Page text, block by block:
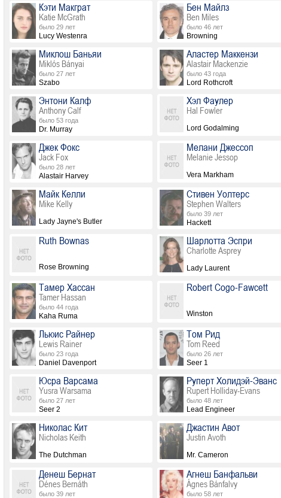
Кэти Макграт
Katie McGrath
было 29 лет
Lucy Westenra
Бен Майлз
Ben Miles
было 46 лет
Browning
Миклош Баньяи
Miklós Bányai
было 27 лет
Szabo
Аластер Маккензи
Alastair Mackenzie
было 43 года
Lord Rothcroft
Энтони Калф
Anthony Calf
было 53 года
Dr. Murray
Хэл Фаулер
Hal Fowler
Lord Godalming
Джек Фокс
Jack Fox
было 28 лет
Alastair Harvey
Мелани Джессоп
Melanie Jessop
Vera Markham
Майк Келли
Mike Kelly
Lady Jayne's Butler
Стивен Уолтерс
Stephen Walters
было 39 лет
Hackett
Ruth Bownas
Rose Browning
Шарлотта Эспри
Charlotte Asprey
Lady Laurent
Тамер Хассан
Tamer Hassan
было 44 года
Kaha Ruma
Robert Cogo-Fawcett
Winston
Льюис Райнер
Lewis Rainer
было 23 года
Daniel Davenport
Том Рид
Tom Reed
было 26 лет
Seer 1
Юсра Варсама
Yusra Warsama
было 27 лет
Seer 2
Руперт Холидэй-Эванс
Rupert Holliday-Evans
было 48 лет
Lead Engineer
Николас Кит
Nicholas Keith
The Dutchman
Джастин Авот
Justin Avoth
Mr. Cameron
Денеш Бернат
Dénes Bernáth
было 39 лет
Агнеш Банфальви
Ágnes Bánfalvy
было 58 лет